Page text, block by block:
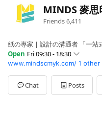
MINDS 麥思
Friends6,411
紙の專家 | 設計の溝通者 「一站
Open Fri 09:30 - 18:30
SunClosed
Mon09:30 - 18:30
Tue09:30 - 18:30
Wed09:30 - 18:30
www.mindscmyk.com/ 1 other
Chat Posts